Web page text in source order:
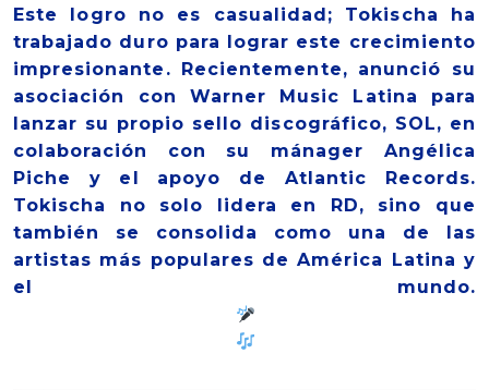
Este logro no es casualidad; Tokischa ha
trabajado duro para lograr este crecimiento
impresionante. Recientemente, anunció su
asociación con Warner Music Latina para
lanzar su propio sello discográfico, SOL, en
colaboración con su mánager Angélica
Piche y el apoyo de Atlantic Records.
Tokischa no solo lidera en RD, sino que
también se consolida como una de las
artistas más populares de América Latina y
el mundo.